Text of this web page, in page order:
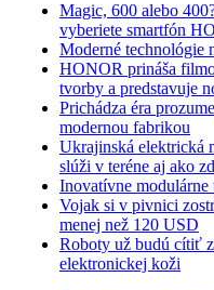
Magic, 600 alebo
vyberiete smartfón
Moderné technológie
HONOR prináša
tvorby a predstavuje
Prichádza éra
modernou fabrikou
Ukrajinská elektrická
slúži v teréne aj ako
Inovatívne
Vojak si v pivnici
menej než 120 USD
Roboty už budú cítiť
elektronickej koži